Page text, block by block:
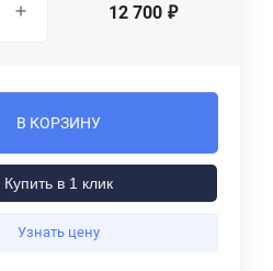
12 700 ₽
В КОРЗИНУ
Купить в 1 клик
Узнать цену